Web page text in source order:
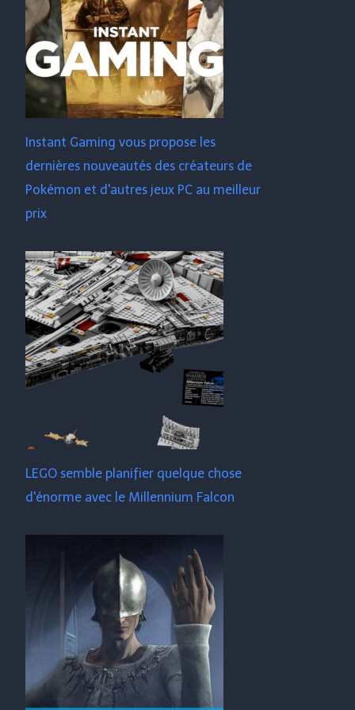
Instant Gaming vous propose les
dernières nouveautés des créateurs de
Pokémon et d'autres jeux PC au meilleur
prix
LEGO semble planifier quelque chose
d'énorme avec le Millennium Falcon